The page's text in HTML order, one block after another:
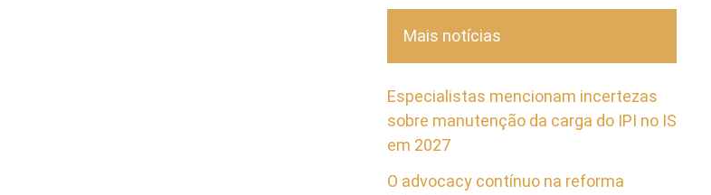
Mais notícias
Especialistas mencionam incertezas
sobre manutenção da carga do IPI no IS
em 2027
O advocacy contínuo na reforma